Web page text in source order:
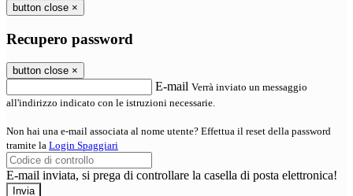
button close ×
Recupero password
button close ×
E-mail Verrà inviato un messaggio
all'indirizzo indicato con le istruzioni necessarie.
Non hai una e-mail associata al nome utente? Effettua il reset della password
tramite la Login Spaggiari
E-mail inviata, si prega di controllare la casella di posta elettronica!